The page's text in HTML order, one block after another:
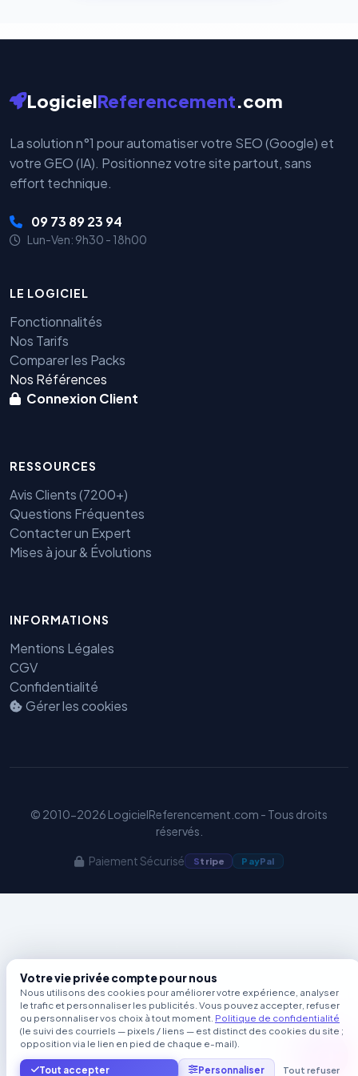
LogicielReferencement.com
La solution n°1 pour automatiser votre SEO (Google) et
votre GEO (IA). Positionnez votre site partout, sans
effort technique.
09 73 89 23 94
Lun-Ven: 9h30 - 18h00
LE LOGICIEL
Fonctionnalités
Nos Tarifs
Comparer les Packs
Nos Références
Connexion Client
RESSOURCES
Avis Clients (7200+)
Questions Fréquentes
Contacter un Expert
Mises à jour & Évolutions
INFORMATIONS
Mentions Légales
CGV
Confidentialité
Gérer les cookies
© 2010-2026 LogicielReferencement.com - Tous droits
réservés.
Paiement Sécurisé Stripe PayPal
Votre vie privée compte pour nous
Nous utilisons des cookies pour améliorer votre expérience, analyser
le trafic et personnaliser les publicités. Vous pouvez accepter, refuser
ou personnaliser vos choix à tout moment. Politique de confidentialité
(le suivi des courriels — pixels / liens — est distinct des cookies du site ;
opposition via le lien en pied de chaque e-mail).
Tout accepter Personnaliser Tout refuser